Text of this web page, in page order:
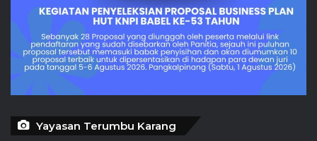
Yayasan Terumbu Karang